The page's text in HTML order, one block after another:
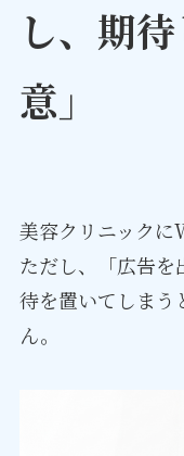
し、期
意」
美容クリニックに
ただし、「広告
待を置いてしまう
ん。